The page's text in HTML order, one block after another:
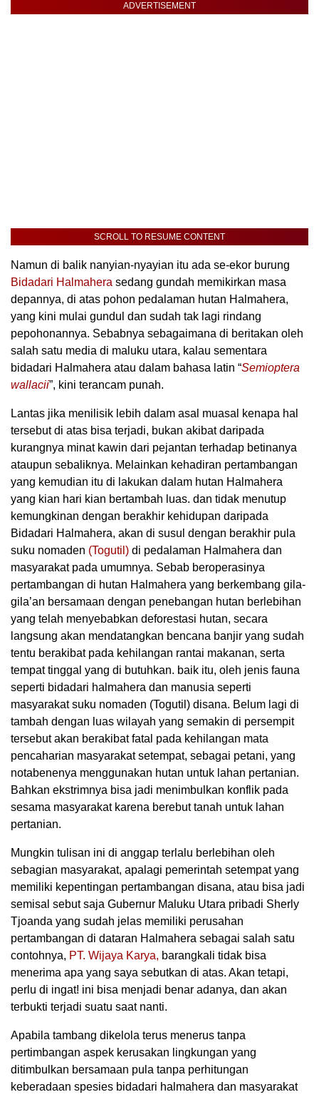
ADVERTISEMENT
SCROLL TO RESUME CONTENT
Namun di balik nanyian-nyayian itu ada se-ekor burung
Bidadari Halmahera sedang gundah memikirkan masa
depannya, di atas pohon pedalaman hutan Halmahera,
yang kini mulai gundul dan sudah tak lagi rindang
pepohonannya. Sebabnya sebagaimana di beritakan oleh
salah satu media di maluku utara, kalau sementara
bidadari Halmahera atau dalam bahasa latin “Semioptera
wallacii”, kini terancam punah.
Lantas jika menilisik lebih dalam asal muasal kenapa hal
tersebut di atas bisa terjadi, bukan akibat daripada
kurangnya minat kawin dari pejantan terhadap betinanya
ataupun sebaliknya. Melainkan kehadiran pertambangan
yang kemudian itu di lakukan dalam hutan Halmahera
yang kian hari kian bertambah luas. dan tidak menutup
kemungkinan dengan berakhir kehidupan daripada
Bidadari Halmahera, akan di susul dengan berakhir pula
suku nomaden (Togutil) di pedalaman Halmahera dan
masyarakat pada umumnya. Sebab beroperasinya
pertambangan di hutan Halmahera yang berkembang gila-
gila’an bersamaan dengan penebangan hutan berlebihan
yang telah menyebabkan deforestasi hutan, secara
langsung akan mendatangkan bencana banjir yang sudah
tentu berakibat pada kehilangan rantai makanan, serta
tempat tinggal yang di butuhkan. baik itu, oleh jenis fauna
seperti bidadari halmahera dan manusia seperti
masyarakat suku nomaden (Togutil) disana. Belum lagi di
tambah dengan luas wilayah yang semakin di persempit
tersebut akan berakibat fatal pada kehilangan mata
pencaharian masyarakat setempat, sebagai petani, yang
notabenenya menggunakan hutan untuk lahan pertanian.
Bahkan ekstrimnya bisa jadi menimbulkan konflik pada
sesama masyarakat karena berebut tanah untuk lahan
pertanian.
Mungkin tulisan ini di anggap terlalu berlebihan oleh
sebagian masyarakat, apalagi pemerintah setempat yang
memiliki kepentingan pertambangan disana, atau bisa jadi
semisal sebut saja Gubernur Maluku Utara pribadi Sherly
Tjoanda yang sudah jelas memiliki perusahan
pertambangan di dataran Halmahera sebagai salah satu
contohnya, PT. Wijaya Karya, barangkali tidak bisa
menerima apa yang saya sebutkan di atas. Akan tetapi,
perlu di ingat! ini bisa menjadi benar adanya, dan akan
terbukti terjadi suatu saat nanti.
Apabila tambang dikelola terus menerus tanpa
pertimbangan aspek kerusakan lingkungan yang
ditimbulkan bersamaan pula tanpa perhitungan
keberadaan spesies bidadari halmahera dan masyarakat